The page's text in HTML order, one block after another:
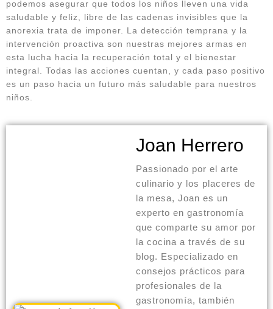
podemos asegurar que todos los niños lleven una vida
saludable y feliz, libre de las cadenas invisibles que la
anorexia trata de imponer. La detección temprana y la
intervención proactiva son nuestras mejores armas en
esta lucha hacia la recuperación total y el bienestar
integral. Todas las acciones cuentan, y cada paso positivo
es un paso hacia un futuro más saludable para nuestros
niños.
Joan Herrero
Passionado por el arte
culinario y los placeres de
la mesa, Joan es un
experto en gastronomía
que comparte su amor por
la cocina a través de su
blog. Especializado en
consejos prácticos para
profesionales de la
gastronomía, también